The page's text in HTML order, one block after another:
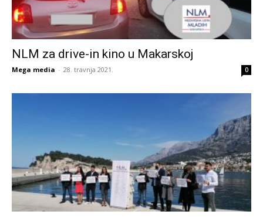
NLM za drive-in kino u Makarskoj
Mega media - 28. travnja 2021. 0